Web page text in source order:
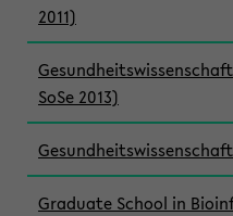
2011)
SoSe 2013)
Graduate School in